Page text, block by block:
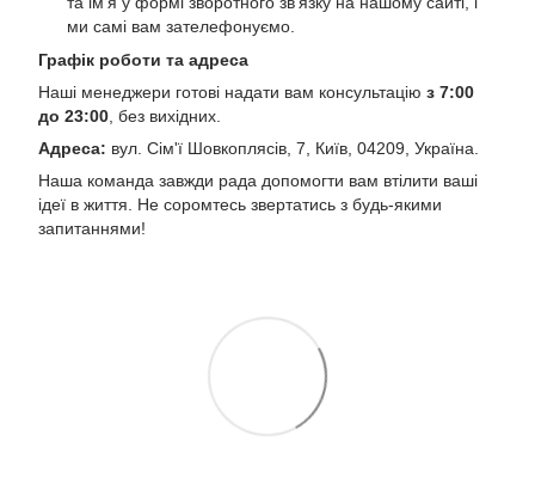
ми самі вам зателефонуємо.
Графік роботи та адреса
Наші менеджери готові надати вам консультацію з 7:00
до 23:00, без вихідних.
Адреса: вул. Сім'ї Шовкоплясів, 7, Київ, 04209, Україна.
Наша команда завжди рада допомогти вам втілити ваші
ідеї в життя. Не соромтесь звертатись з будь-якими
запитаннями!